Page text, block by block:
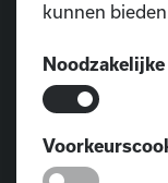
kunnen
Deze cookies
functioneren